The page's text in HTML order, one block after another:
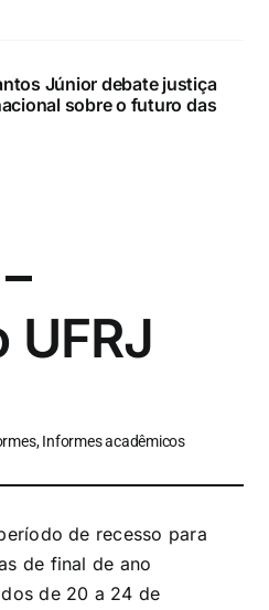
Júnior debate justiça
sobre o futuro das
UFRJ
Informes acadêmicos
de recesso para
de final de ano
de 20 a 24 de